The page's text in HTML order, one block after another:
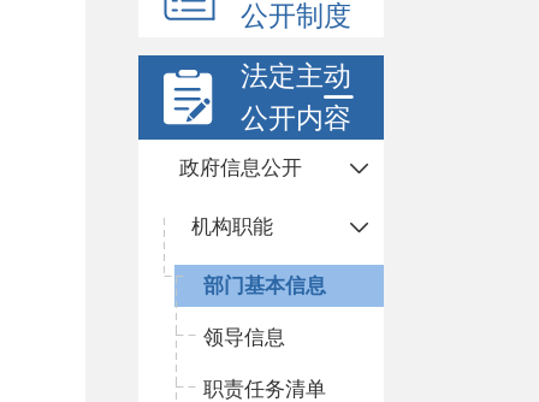
公开制度
法定主动
公开内容
政府信息公开
机构职能
部门基本信息
领导信息
职责任务清单